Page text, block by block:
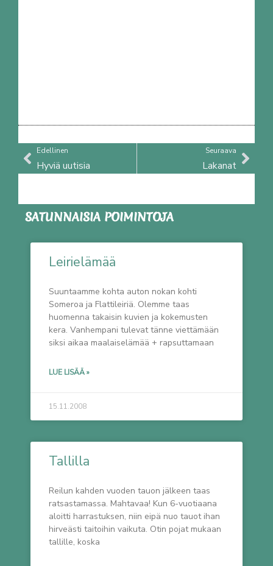
Prev
Edellinen
Hyviä uutisia
Seuraava
Lakanat
SATUNNAISIA POIMINTOJA
Leirielämää
Suuntaamme kohta auton nokan kohti
Someroa ja Flattileiriä. Olemme taas
huomenna takaisin kuvien ja kokemusten
kera. Vanhempani tulevat tänne viettämään
siksi aikaa maalaiselämää + rapsuttamaan
LUE LISÄÄ »
15.11.2008
Tallilla
Reilun kahden vuoden tauon jälkeen taas
ratsastamassa. Mahtavaa! Kun 6-vuotiaana
aloitti harrastuksen, niin eipä nuo tauot ihan
hirveästi taitoihin vaikuta. Otin pojat mukaan
tallille, koska